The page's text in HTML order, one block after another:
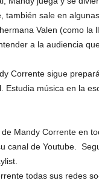
también sale en
Valen (como la
a la audiencia
Corrente sigue
Estudia música en la
de Mandy Corrente en
canal de Youtube.
todas sus redes